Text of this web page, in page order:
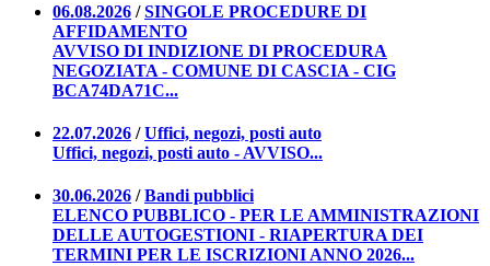
06.08.2026 /SINGOLE PROCEDURE DI
AFFIDAMENTO
AVVISO DI INDIZIONE DI PROCEDURA
NEGOZIATA - COMUNE DI CASCIA - CIG
BCA74DA71C...
22.07.2026 /Uffici, negozi, posti auto
Uffici, negozi, posti auto - AVVISO...
30.06.2026 /Bandi pubblici
ELENCO PUBBLICO - PER LE AMMINISTRAZIONI
DELLE AUTOGESTIONI - RIAPERTURA DEI
TERMINI PER LE ISCRIZIONI ANNO 2026...